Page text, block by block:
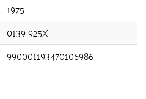
1975
0139-925X
990001193470106986